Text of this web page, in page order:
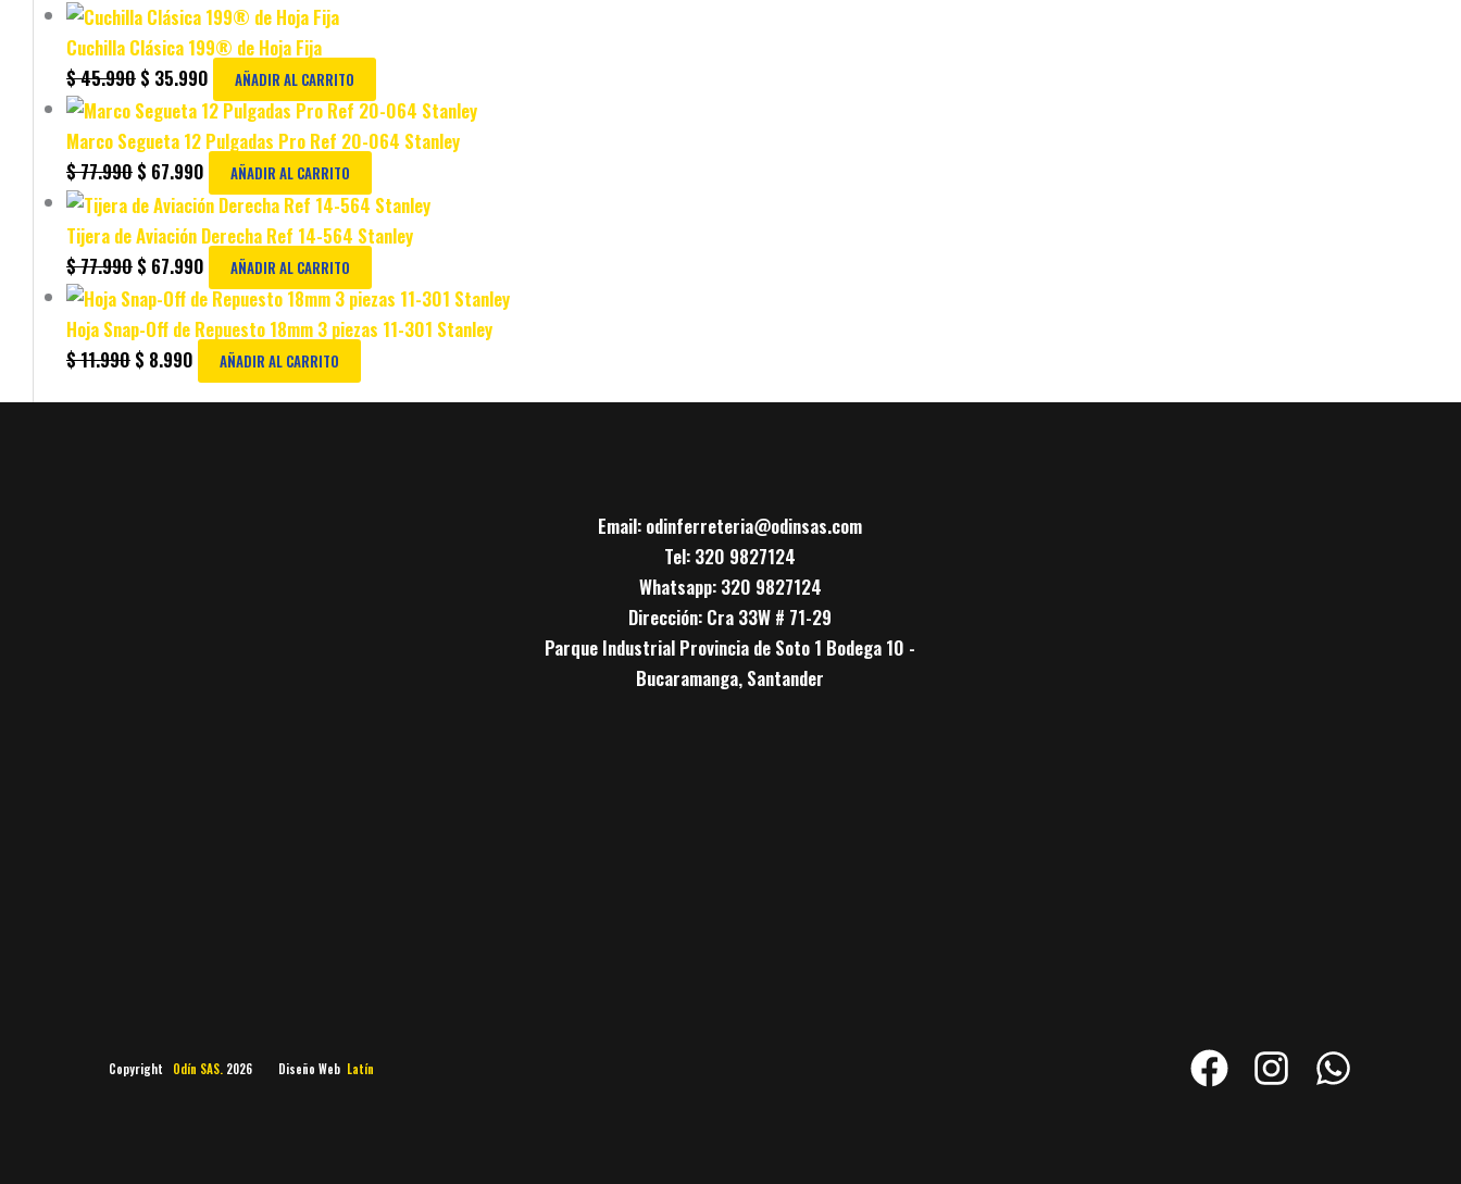
Cuchilla Clásica 199® de Hoja Fija
$45.990 $ 35.990 AÑADIR AL CARRITO
Marco Segueta 12 Pulgadas Pro Ref 20-064 Stanley
$77.990 $ 67.990 AÑADIR AL CARRITO
Tijera de Aviación Derecha Ref 14-564 Stanley
$77.990 $ 67.990 AÑADIR AL CARRITO
Hoja Snap-Off de Repuesto 18mm 3 piezas 11-301 Stanley
$11.990 $ 8.990 AÑADIR AL CARRITO
Email: odinferreteria@odinsas.com
Tel: 320 9827124
Whatsapp: 320 9827124
Dirección: Cra 33W # 71-29
Parque Industrial Provincia de Soto 1 Bodega 10 -
Bucaramanga, Santander
Copyright Odín SAS. 2026 Diseño Web Latín